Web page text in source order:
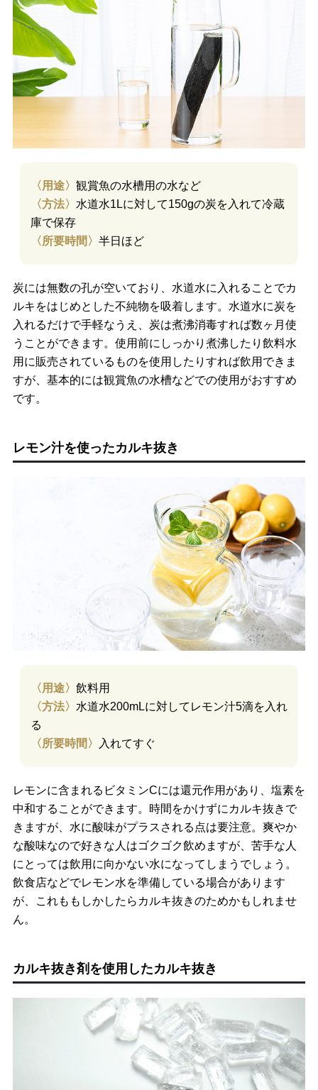
〈用途〉 観賞魚の水槽用の水など
〈方法〉 水道水1Lに対して150gの炭を入れて冷蔵
庫で保存
〈所要時間〉 半日ほど
炭には無数の孔が空いており、水道水に入れることでカ
ルキをはじめとした不純物を吸着します。水道水に炭を
入れるだけで手軽なうえ、炭は煮沸消毒すれば数ヶ月使
うことができます。使用前にしっかり煮沸したり飲料水
用に販売されているものを使用したりすれば飲用できま
すが、基本的には観賞魚の水槽などでの使用がおすすめ
です。
レモン汁を使ったカルキ抜き
〈用途〉 飲料用
〈方法〉 水道水200mLに対してレモン汁5滴を入れ
る
〈所要時間〉
入れてすぐ
レモンに含まれるビタミンCには還元作用があり、塩素を
中和することができます。時間をかけずにカルキ抜きで
きますが、水に酸味がプラスされる点は要注意。爽やか
な酸味なので好きな人はゴクゴク飲めますが、苦手な人
にとっては飲用に向かない水になってしまうでしょう。
飲食店などでレモン水を準備している場合があります
が、これももしかしたらカルキ抜きのためかもしれませ
ん。
カルキ抜き剤を使用したカルキ抜き